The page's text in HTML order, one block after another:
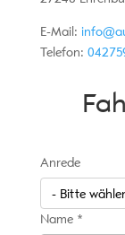
E-Mail:
Telefon:
Anrede
- Bitte
Name *